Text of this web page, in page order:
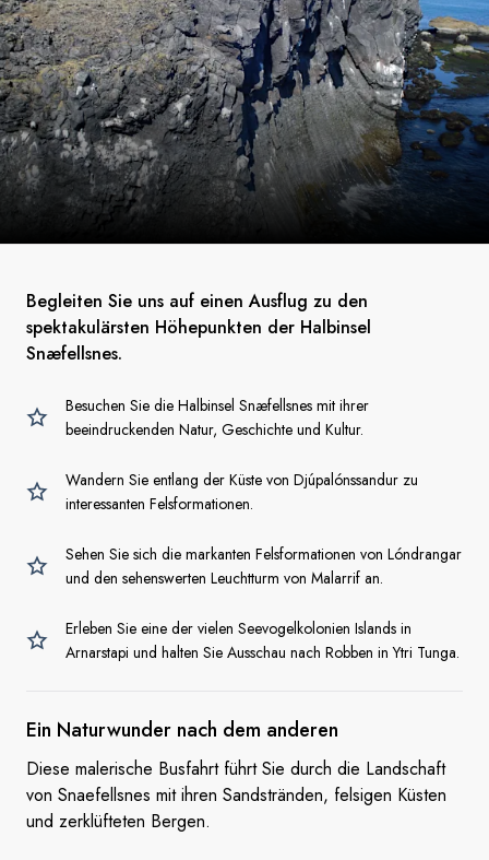
Begleiten Sie uns auf einen Ausflug zu den
spektakulärsten Höhepunkten der Halbinsel
Snæfellsnes.
Besuchen Sie die Halbinsel Snæfellsnes mit ihrer
beeindruckenden Natur, Geschichte und Kultur.
Wandern Sie entlang der Küste von Djúpalónssandur zu
interessanten Felsformationen.
Sehen Sie sich die markanten Felsformationen von Lóndrangar
und den sehenswerten Leuchtturm von Malarrif an.
Erleben Sie eine der vielen Seevogelkolonien Islands in
Arnarstapi und halten Sie Ausschau nach Robben in Ytri Tunga.
Ein Naturwunder nach dem anderen
Diese malerische Busfahrt führt Sie durch die Landschaft
von Snaefellsnes mit ihren Sandstränden, felsigen Küsten
und zerklüfteten Bergen.